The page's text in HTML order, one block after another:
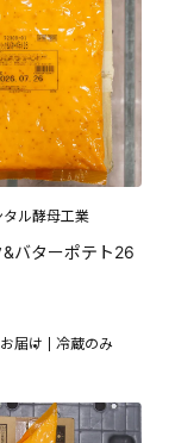
タル酵母工業
バターポテト26
届け 冷蔵のみ